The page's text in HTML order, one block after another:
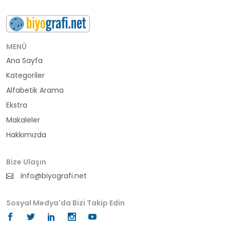
buluş
bürokrat
büyükelçi
cumhurbaşkanı
din adamı
doktor
fotoğrafçı
futbol
MENÜ
Ana Sayfa
Kategoriler
Alfabetik Arama
Ekstra
Makaleler
Hakkımızda
Bize Ulaşın
info@biyografi.net
Sosyal Medya'da Bizi Takip Edin